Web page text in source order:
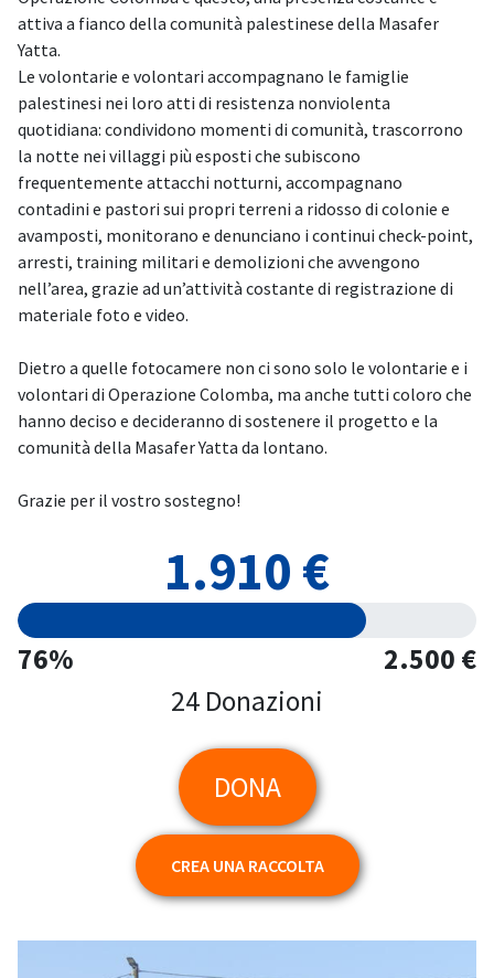
attiva a fianco della comunità palestinese della Masafer
Yatta.
Le volontarie e volontari accompagnano le famiglie
palestinesi nei loro atti di resistenza nonviolenta
quotidiana: condividono momenti di comunità, trascorrono
la notte nei villaggi più esposti che subiscono
frequentemente attacchi notturni, accompagnano
contadini e pastori sui propri terreni a ridosso di colonie e
avamposti, monitorano e denunciano i continui check-point,
arresti, training militari e demolizioni che avvengono
nell’area, grazie ad un’attività costante di registrazione di
materiale foto e video.
Dietro a quelle fotocamere non ci sono solo le volontarie e i
volontari di Operazione Colomba, ma anche tutti coloro che
hanno deciso e decideranno di sostenere il progetto e la
comunità della Masafer Yatta da lontano.
Grazie per il vostro sostegno!
1.910 €
76%
2.500 €
24 Donazioni
DONA
CREA UNA RACCOLTA